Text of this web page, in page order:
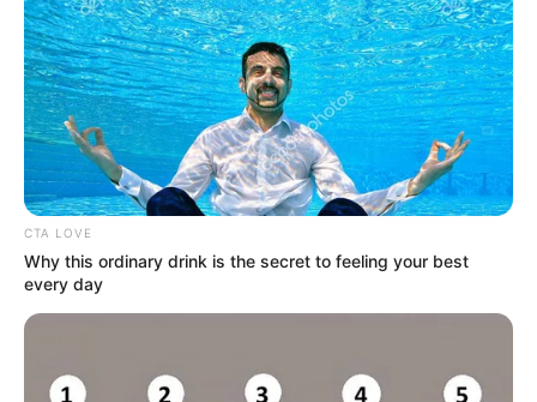
CTA LOVE
Why this ordinary drink is the secret to feeling your best
every day